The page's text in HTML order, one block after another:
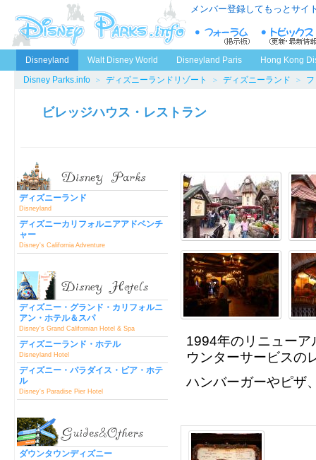
メンバー登録してもっとサイ
Disneyland Walt Disney World Disneyland Paris
Hong Kong
Disney Parks.info ＞ ディズニーランドリゾート ＞ ディズニーランド ＞
ビレッジハウス・レストラン
ディズニーランド
Disneyland
ディズニーカリフォルニアアドベンチ
ャー
Disney's California Adventure
ディズニー・グランド・カリフォルニ
アン・ホテル＆スパ
Disney's Grand Californian Hotel & Spa
ディズニーランド・ホテル
Disneyland Hotel
ディズニー・パラダイス・ピア・ホテ
ル
Disney's Paradise Pier Hotel
ダウンタウンディズニー
1994年のリニュー
ウンターサービスの
ハンバーガーやピザ